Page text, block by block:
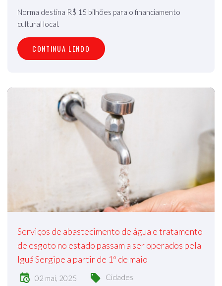
Norma destina R$ 15 bilhões para o financiamento
cultural local.
CONTINUA LENDO
Serviços de abastecimento de água e tratamento
de esgoto no estado passam a ser operados pela
Iguá Sergipe a partir de 1º de maio
02 mai, 2025 Cidades